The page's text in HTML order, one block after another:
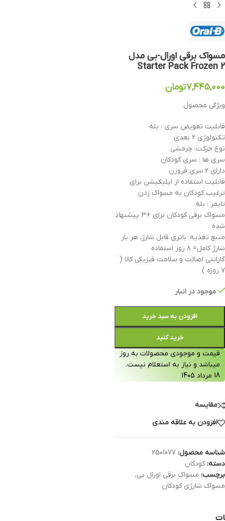
مسواک برقی اورال-بی مدل
Starter Pack Frozen 2
۷,۴۴۵,۰۰۰تومان
ویژگی محصول
قابلیت تعویض سری : بله
تکنولوژی 2 بعدی
نوع حرکت: چرخشی
سری ها : سری کودکان
دارای ۲ سری فروزن
قابلیت استفاده از اپلیکیشن برای
ترغیب کودکان به مسواک زدن
تایمر : بله
مسواک برقی کودکان برای +3 پیشنهاد
شده
منبع تغذیه: باتری قابل شارژ, هر بار
شارژ کامل= ۸ روز استفاده
گارانتی اصالت و سلامت فیزیکی کالا (
۷ روزه )
موجود در انبار
افزودن به سبد خرید
خرید کنید
قیمت و موجودی محصولات به روز
میباشد و نیاز به استعلام نیست.
18 مرداد 1405
مقایسه
افزودن به علاقه مندی
شناسه محصول: 2501077
دسته: کودکان
برچسب: مسواک برقی اورال بی,
مسواک شارژی کودکان